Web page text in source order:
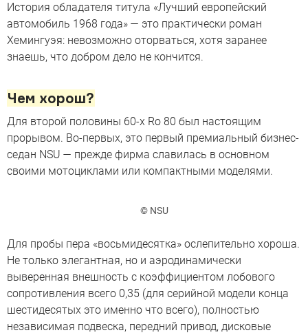
История обладателя титула «Лучший европейский
автомобиль 1968 года» — это практически роман
Хемингуэя: невозможно оторваться, хотя заранее
знаешь, что добром дело не кончится.
Чем хорош?
Для второй половины 60-х Ro 80 был настоящим
прорывом. Во-первых, это первый премиальный бизнес-
седан NSU — прежде фирма славилась в основном
своими мотоциклами или компактными моделями.
© NSU
Для пробы пера «восьмидесятка» ослепительно хороша.
Не только элегантная, но и аэродинамически
выверенная внешность с коэффициентом лобового
сопротивления всего 0,35 (для серийной модели конца
шестидесятых это именно что всего), полностью
независимая подвеска, передний привод, дисковые